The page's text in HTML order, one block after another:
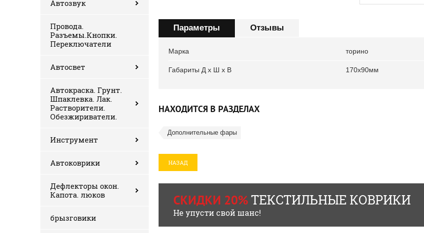
Автозвук
Провода.
Разъемы.Кнопки.
Переключатели
Автосвет
Автокраска. Грунт.
Шпаклевка. Лак.
Растворители.
Обезжириватели.
Инструмент
Автоковрики
Дефлекторы окон.
Капота. люков
брызговики
Параметры Отзывы
Марка торино
Габариты Д х Ш х В 170x90мм
НАХОДИТСЯ В РАЗДЕЛАХ
Дополнительные фары
НАЗАД
СКИДКИ 20%ТЕКСТИЛЬНЫЕ КОВРИКИ
Не упусти свой шанс!